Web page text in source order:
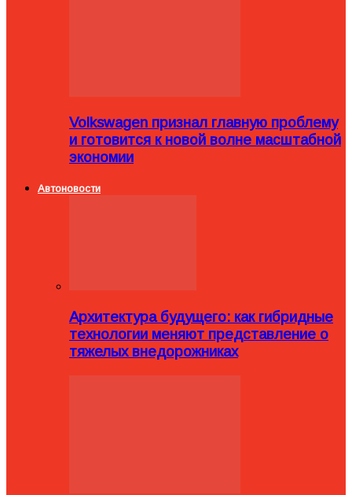
Volkswagen признал главную проблему
и готовится к новой волне масштабной
экономии
Автоновости
Архитектура будущего: как гибридные
технологии меняют представление о
тяжелых внедорожниках